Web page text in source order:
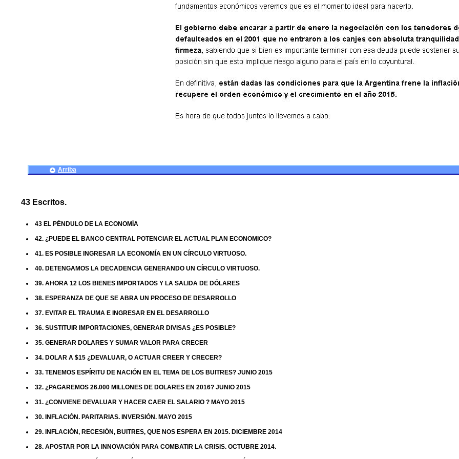
Arriba
43 Escritos.
43 EL PÉNDULO DE LA ECONOMÍA
42. ¿PUEDE EL BANCO CENTRAL POTENCIAR EL ACTUAL PLAN ECONOMICO?
41. ES POSIBLE INGRESAR LA ECONOMÍA EN UN CÍRCULO VIRTUOSO.
40. DETENGAMOS LA DECADENCIA GENERANDO UN CÍRCULO VIRTUOSO.
39. AHORA 12 LOS BIENES IMPORTADOS Y LA SALIDA DE DÓLARES
38. ESPERANZA DE QUE SE ABRA UN PROCESO DE DESARROLLO
37. EVITAR EL TRAUMA E INGRESAR EN EL DESARROLLO
36. SUSTITUIR IMPORTACIONES, GENERAR DIVISAS ¿ES POSIBLE?
35. GENERAR DOLARES Y SUMAR VALOR PARA CRECER
34. DOLAR A $15 ¿DEVALUAR, O ACTUAR CREER Y CRECER?
33. TENEMOS ESPÍRITU DE NACIÓN EN EL TEMA DE LOS BUITRES? JUNIO 2015
32. ¿PAGAREMOS 26.000 MILLONES DE DOLARES EN 2016? JUNIO 2015
31. ¿CONVIENE DEVALUAR Y HACER CAER EL SALARIO ? MAYO 2015
30. INFLACIÓN. PARITARIAS. INVERSIÓN. MAYO 2015
29. INFLACIÓN, RECESIÓN, BUITRES, QUE NOS ESPERA EN 2015. DICIEMBRE 2014
28. APOSTAR POR LA INNOVACIÓN PARA COMBATIR LA CRISIS. OCTUBRE 2014.